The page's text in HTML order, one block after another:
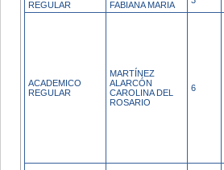
REGULAR FABIANA MARIA
ACADEMICO
REGULAR
MARTÍNEZ
ALARCÓN
CAROLINA DEL
ROSARIO
6